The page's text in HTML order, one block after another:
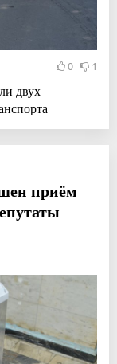
0 1
двух
приём